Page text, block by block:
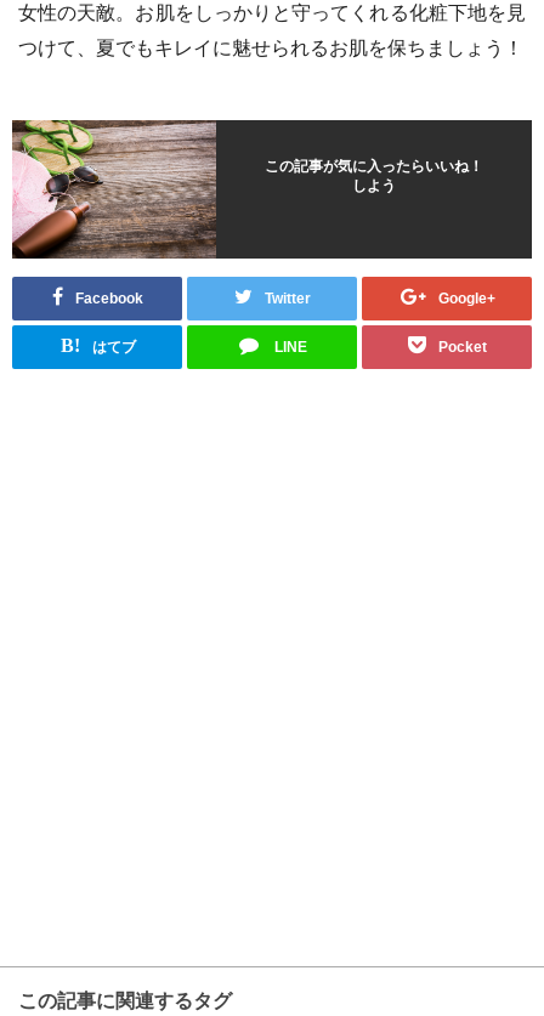
女性の天敵。お肌をしっかりと守ってくれる化粧下地を見
つけて、夏でもキレイに魅せられるお肌を保ちましょう！
この記事が気に入ったらいいね！
しよう
Facebook Twitter Google+
B! はてブ LINE Pocket
この記事に関連するタグ